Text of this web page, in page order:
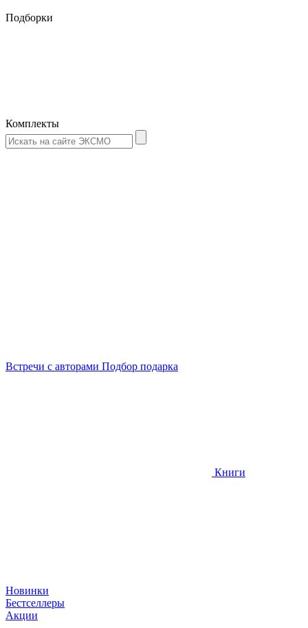
Подборки
Комплекты
Встречи с авторами Подбор подарка
Книги
Новинки
Бестселлеры
Акции